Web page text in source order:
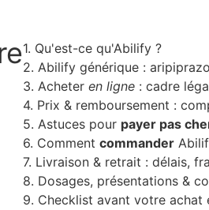
1. Qu'est-ce qu'Abilify ?
2. Abilify générique :
3. Acheter en ligne : cadre
4. Prix & remboursement :
5. Astuces pour payer pas
6. Comment commander
7. Livraison & retrait : délais,
8. Dosages, présentations &
9. Checklist avant votre achat